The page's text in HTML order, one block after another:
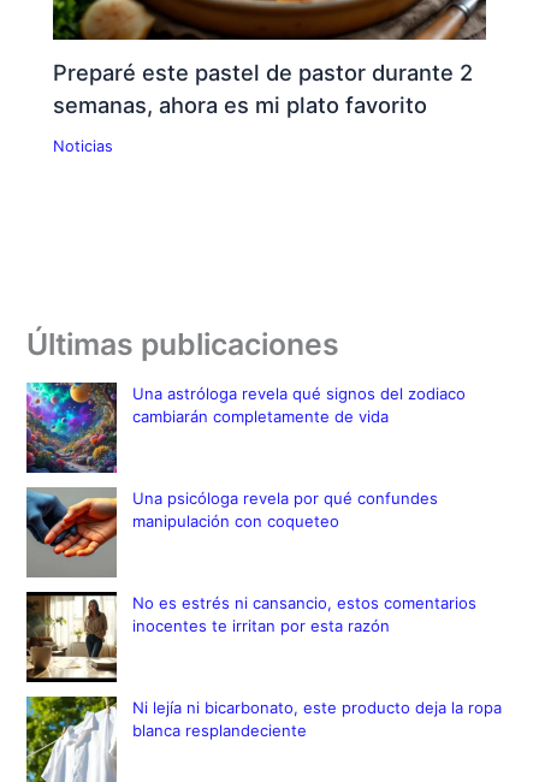
Preparé este pastel de pastor durante 2
semanas, ahora es mi plato favorito
Noticias
Últimas publicaciones
Una astróloga revela qué signos del zodiaco
cambiarán completamente de vida
Una psicóloga revela por qué confundes
manipulación con coqueteo
No es estrés ni cansancio, estos comentarios
inocentes te irritan por esta razón
Ni lejía ni bicarbonato, este producto deja la ropa
blanca resplandeciente